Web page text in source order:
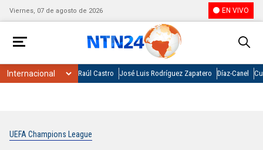
Viernes, 07 de agosto de 2026 EN VIVO
Raúl Castro José Luis Rodríguez Zapatero Díaz-Canel
UEFA Champions League